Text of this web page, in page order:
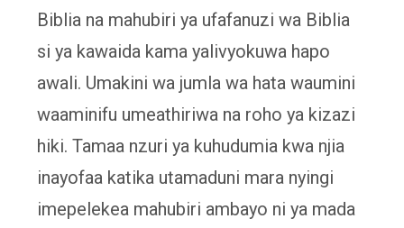
Biblia na mahubiri ya ufafanuzi wa Biblia
si ya kawaida kama yalivyokuwa hapo
awali. Umakini wa jumla wa hata waumini
waaminifu umeathiriwa na roho ya kizazi
hiki. Tamaa nzuri ya kuhudumia kwa njia
inayofaa katika utamaduni mara nyingi
imepelekea mahubiri ambayo ni ya mada